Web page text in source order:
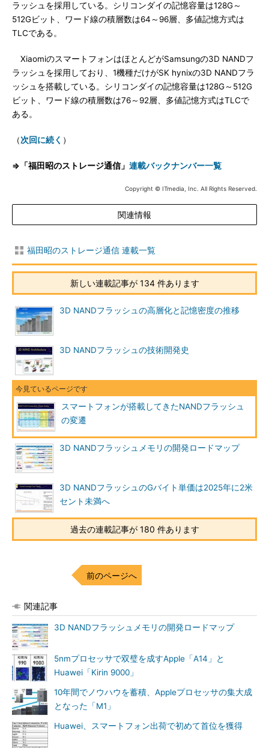
ラッシュを採用している。シリコンダイの記憶容量は128G～
512Gビット、ワード線の積層数は64～96層、多値記憶方式は
TLCである。
XiaomiのスマートフォンはほとんどがSamsungの3D NANDフ
ラッシュを採用しており、1機種だけがSK hynixの3D NANDフラ
ッシュを搭載している。シリコンダイの記憶容量は128G～512G
ビット、ワード線の積層数は76～92層、多値記憶方式はTLCで
ある。
（次回に続く ）
⇒「福田昭のストレージ通信」 連載バックナンバー一覧
Copyright © ITmedia, Inc. All Rights Reserved.
関連情報
福田昭のストレージ通信 連載一覧
新しい連載記事が 134 件あります
3D NANDフラッシュの高層化と記憶密度の推移
3D NANDフラッシュの技術開発史
スマートフォンが搭載してきたNANDフラッシュ
の変遷
3D NANDフラッシュメモリの開発ロードマップ
3D NANDフラッシュのGバイト単価は2025年に2米
セント未満へ
過去の連載記事が 180 件あります
前のページへ
関連記事
3D NANDフラッシュメモリの開発ロードマップ
5nmプロセッサで双璧を成すApple「A14」と
Huawei「Kirin 9000」
10年間でノウハウを蓄積、Appleプロセッサの集大成
となった「M1」
Huawei、スマートフォン出荷で初めて首位を獲得